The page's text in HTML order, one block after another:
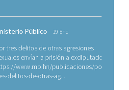
Público 19 Ene
tres delitos de otras agresiones
envían a prisión a exdiputado
www.mp.hn/publicaciones/por-
delitos-de-otras-ag...